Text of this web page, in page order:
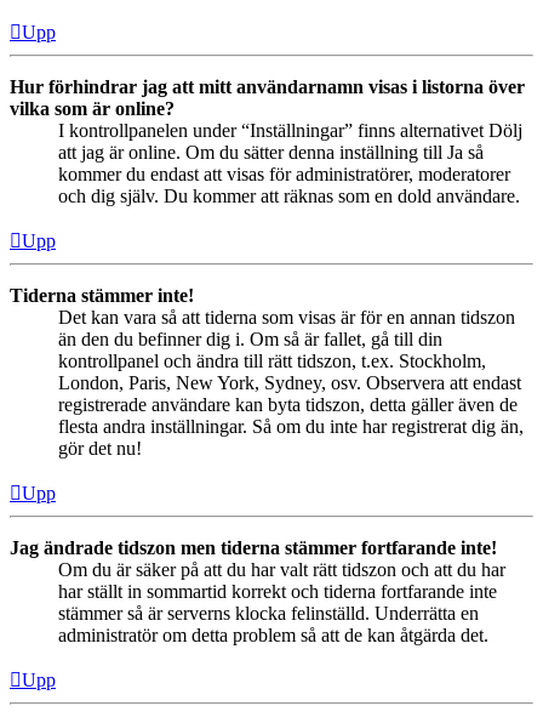
Upp
Hur förhindrar jag att mitt användarnamn visas i listorna över
vilka som är online?
I kontrollpanelen under “Inställningar” finns alternativet Dölj
att jag är online. Om du sätter denna inställning till Ja så
kommer du endast att visas för administratörer, moderatorer
och dig själv. Du kommer att räknas som en dold användare.
Upp
Tiderna stämmer inte!
Det kan vara så att tiderna som visas är för en annan tidszon
än den du befinner dig i. Om så är fallet, gå till din
kontrollpanel och ändra till rätt tidszon, t.ex. Stockholm,
London, Paris, New York, Sydney, osv. Observera att endast
registrerade användare kan byta tidszon, detta gäller även de
flesta andra inställningar. Så om du inte har registrerat dig än,
gör det nu!
Upp
Jag ändrade tidszon men tiderna stämmer fortfarande inte!
Om du är säker på att du har valt rätt tidszon och att du har
har ställt in sommartid korrekt och tiderna fortfarande inte
stämmer så är serverns klocka felinställd. Underrätta en
administratör om detta problem så att de kan åtgärda det.
Upp